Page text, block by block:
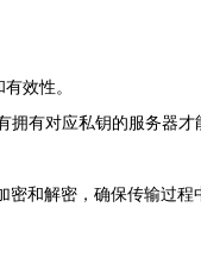
效性。
拥有对应私钥的服务器
和解密，确保传输过程